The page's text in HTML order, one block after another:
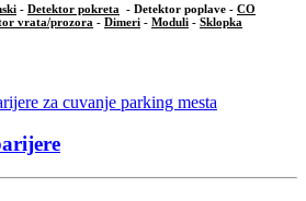
- Detektor pokreta - Detektor poplave - CO
vrata/prozora - Dimeri - Moduli - Sklopka